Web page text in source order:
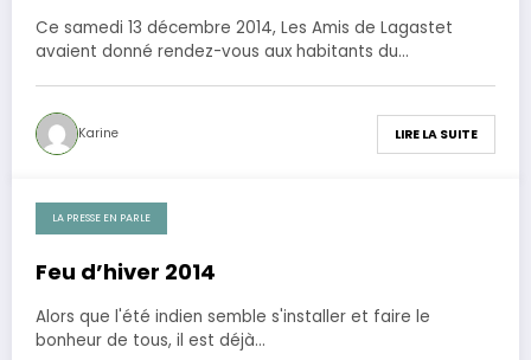
Ce samedi 13 décembre 2014, Les Amis de Lagastet
avaient donné rendez-vous aux habitants du…
Karine LIRE LA SUITE
20 octobre 2014
LA PRESSE EN PARLE
Feu d’hiver 2014
Alors que l'été indien semble s'installer et faire le
bonheur de tous, il est déjà…